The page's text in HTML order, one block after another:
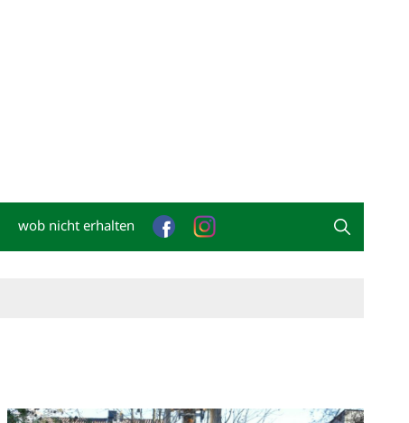
wob nicht erhalten